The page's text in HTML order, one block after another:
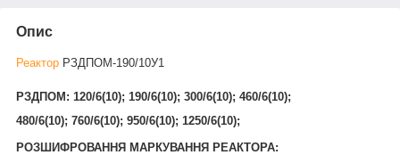
Опис
Реактор РЗДПОМ-190/10У1
РЗДПОМ: 120/6(10); 190/6(10); 300/6(10); 460/6(10);
480/6(10); 760/6(10); 950/6(10); 1250/6(10);
РОЗШИФРОВАННЯ МАРКУВАННЯ РЕАКТОРА: